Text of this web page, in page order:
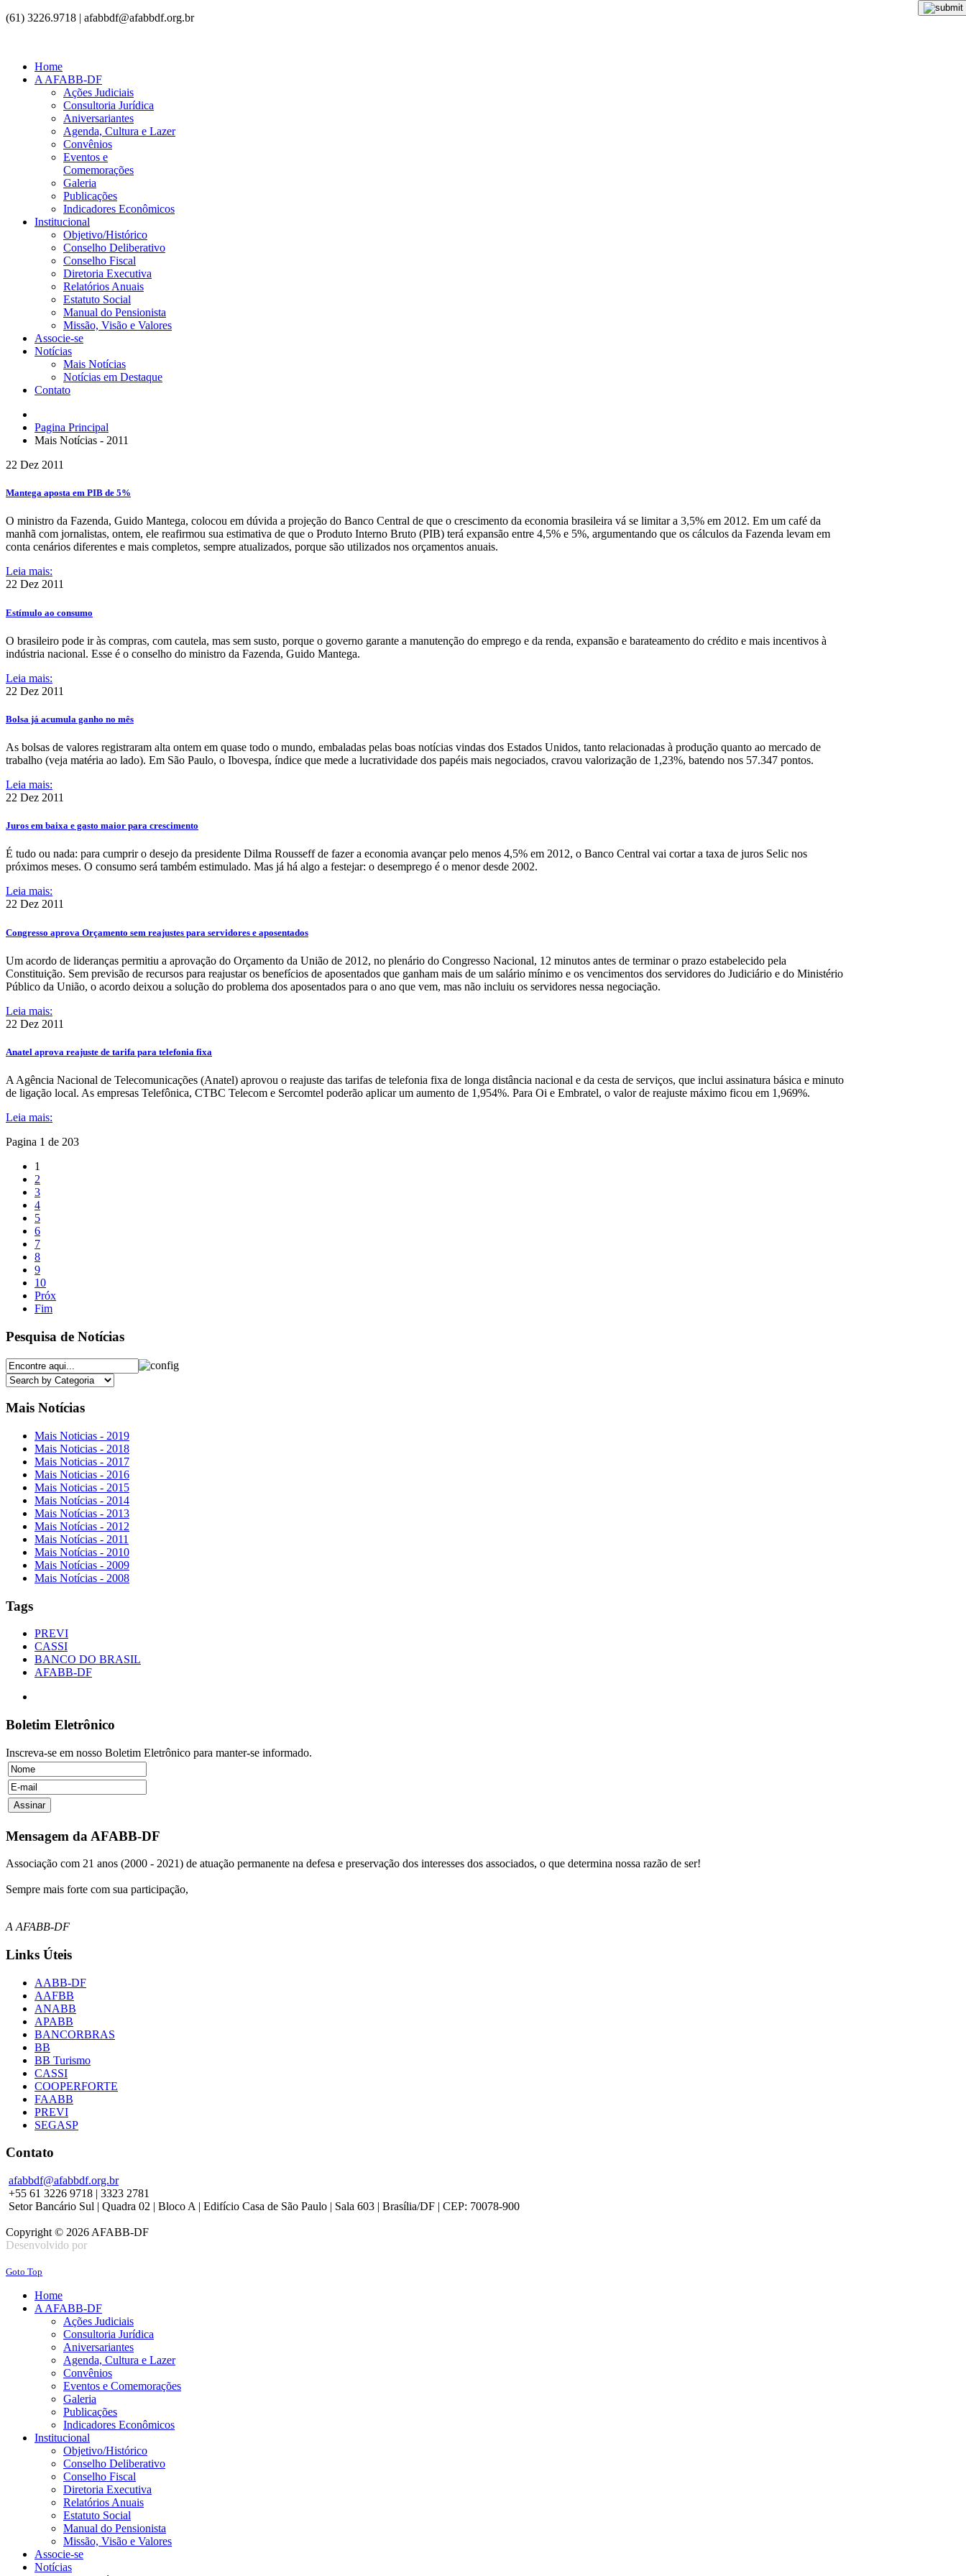
(61) 3226.9718 | afabbdf@afabbdf.org.br
Home
A AFABB-DF
Ações Judiciais
Consultoria Jurídica
Aniversariantes
Agenda, Cultura e Lazer
Convênios
Eventos e
Comemorações
Galeria
Publicações
Indicadores Econômicos
Institucional
Objetivo/Histórico
Conselho Deliberativo
Conselho Fiscal
Diretoria Executiva
Relatórios Anuais
Estatuto Social
Manual do Pensionista
Missão, Visão e Valores
Associe-se
Notícias
Mais Notícias
Notícias em Destaque
Contato
Pagina Principal
Mais Notícias - 2011
22 Dez 2011
Mantega aposta em PIB de 5%
O ministro da Fazenda, Guido Mantega, colocou em dúvida a projeção do Banco Central de que o crescimento da economia brasileira vá se limitar a 3,5% em 2012. Em um café da
manhã com jornalistas, ontem, ele reafirmou sua estimativa de que o Produto Interno Bruto (PIB) terá expansão entre 4,5% e 5%, argumentando que os cálculos da Fazenda levam em
conta cenários diferentes e mais completos, sempre atualizados, porque são utilizados nos orçamentos anuais.
Leia mais:
22 Dez 2011
Estímulo ao consumo
O brasileiro pode ir às compras, com cautela, mas sem susto, porque o governo garante a manutenção do emprego e da renda, expansão e barateamento do crédito e mais incentivos à
indústria nacional. Esse é o conselho do ministro da Fazenda, Guido Mantega.
Leia mais:
22 Dez 2011
Bolsa já acumula ganho no mês
As bolsas de valores registraram alta ontem em quase todo o mundo, embaladas pelas boas notícias vindas dos Estados Unidos, tanto relacionadas à produção quanto ao mercado de
trabalho (veja matéria ao lado). Em São Paulo, o Ibovespa, índice que mede a lucratividade dos papéis mais negociados, cravou valorização de 1,23%, batendo nos 57.347 pontos.
Leia mais:
22 Dez 2011
Juros em baixa e gasto maior para crescimento
É tudo ou nada: para cumprir o desejo da presidente Dilma Rousseff de fazer a economia avançar pelo menos 4,5% em 2012, o Banco Central vai cortar a taxa de juros Selic nos
próximos meses. O consumo será também estimulado. Mas já há algo a festejar: o desemprego é o menor desde 2002.
Leia mais:
22 Dez 2011
Congresso aprova Orçamento sem reajustes para servidores e aposentados
Um acordo de lideranças permitiu a aprovação do Orçamento da União de 2012, no plenário do Congresso Nacional, 12 minutos antes de terminar o prazo estabelecido pela
Constituição. Sem previsão de recursos para reajustar os benefícios de aposentados que ganham mais de um salário mínimo e os vencimentos dos servidores do Judiciário e do Ministério
Público da União, o acordo deixou a solução do problema dos aposentados para o ano que vem, mas não incluiu os servidores nessa negociação.
Leia mais:
22 Dez 2011
Anatel aprova reajuste de tarifa para telefonia fixa
A Agência Nacional de Telecomunicações (Anatel) aprovou o reajuste das tarifas de telefonia fixa de longa distância nacional e da cesta de serviços, que inclui assinatura básica e minuto
de ligação local. As empresas Telefônica, CTBC Telecom e Sercomtel poderão aplicar um aumento de 1,954%. Para Oi e Embratel, o valor de reajuste máximo ficou em 1,969%.
Leia mais:
Pagina 1 de 203
1
2
3
4
5
6
7
8
9
10
Próx
Fim
Pesquisa de Notícias
Mais Notícias
Mais Noticias - 2019
Mais Noticias - 2018
Mais Noticias - 2017
Mais Noticias - 2016
Mais Noticias - 2015
Mais Notícias - 2014
Mais Notícias - 2013
Mais Notícias - 2012
Mais Notícias - 2011
Mais Notícias - 2010
Mais Notícias - 2009
Mais Notícias - 2008
Tags
PREVI
CASSI
BANCO DO BRASIL
AFABB-DF
Boletim Eletrônico
Inscreva-se em nosso Boletim Eletrônico para manter-se informado.
Mensagem da AFABB-DF
Associação com 21 anos (2000 - 2021) de atuação permanente na defesa e preservação dos interesses dos associados, o que determina nossa razão de ser!
Sempre mais forte com sua participação,
A AFABB-DF
Links Úteis
AABB-DF
AAFBB
ANABB
APABB
BANCORBRAS
BB
BB Turismo
CASSI
COOPERFORTE
FAABB
PREVI
SEGASP
Contato
afabbdf@afabbdf.org.br
+55 61 3226 9718 | 3323 2781
Setor Bancário Sul | Quadra 02 | Bloco A | Edifício Casa de São Paulo | Sala 603 | Brasília/DF | CEP: 70078-900
Copyright © 2026 AFABB-DF
Desenvolvido por
Goto Top
Home
A AFABB-DF
Ações Judiciais
Consultoria Jurídica
Aniversariantes
Agenda, Cultura e Lazer
Convênios
Eventos e Comemorações
Galeria
Publicações
Indicadores Econômicos
Institucional
Objetivo/Histórico
Conselho Deliberativo
Conselho Fiscal
Diretoria Executiva
Relatórios Anuais
Estatuto Social
Manual do Pensionista
Missão, Visão e Valores
Associe-se
Notícias